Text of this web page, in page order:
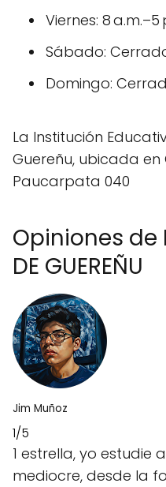
Viernes: 8 a.m.–5
Sábado:
Domingo:
La Institución
Guereñu, ubicada en
Paucarpata 040
Opiniones de
DE GUEREÑU
Jim Muñoz
1/5
1 estrella, yo estudie
mediocre, desde la